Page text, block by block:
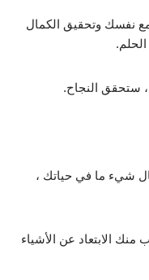
نفسك وتحقيق الكمال
ستحقق النجاح.
شيء ما في حياتك ،
منك الابتعاد عن الأشياء